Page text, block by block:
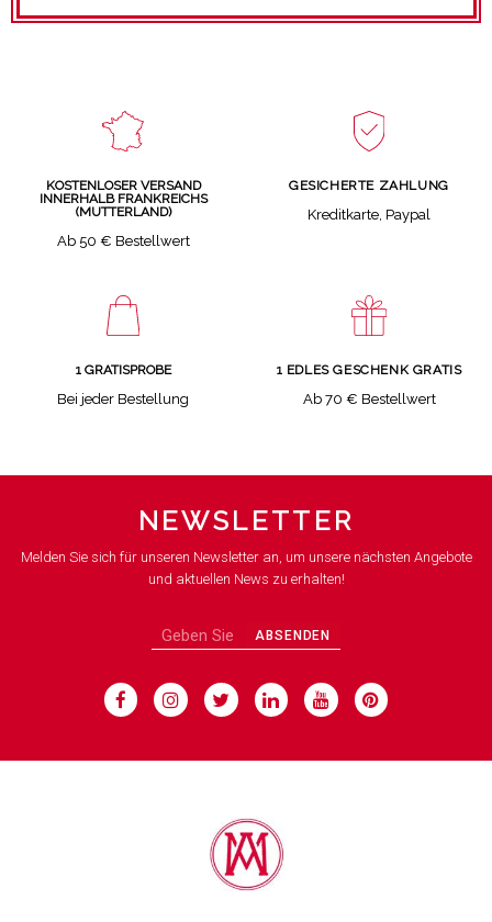
KOSTENLOSER VERSAND
INNERHALB FRANKREICHS
(MUTTERLAND)
Ab 50 € Bestellwert
GESICHERTE ZAHLUNG
Kreditkarte, Paypal
1 GRATISPROBE
Bei jeder Bestellung
1 EDLES GESCHENK GRATIS
Ab 70 € Bestellwert
NEWSLETTER
Melden Sie sich für unseren Newsletter an, um unsere nächsten Angebote
und aktuellen News zu erhalten!
ABSENDEN